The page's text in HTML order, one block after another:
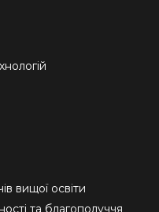
вищої освіти
та благополуччя